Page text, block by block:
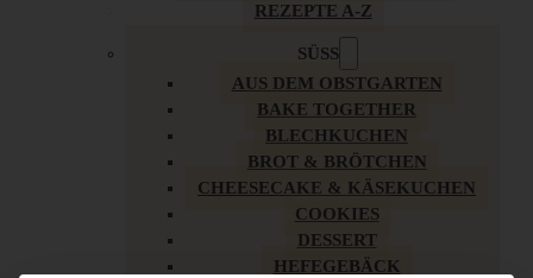
REZEPTE A-Z
SÜSS
AUS DEM OBSTGARTEN
BAKE TOGETHER
BLECHKUCHEN
BROT & BRÖTCHEN
CHEESECAKE & KÄSEKUCHEN
COOKIES
DESSERT
HEFEGEBÄCK